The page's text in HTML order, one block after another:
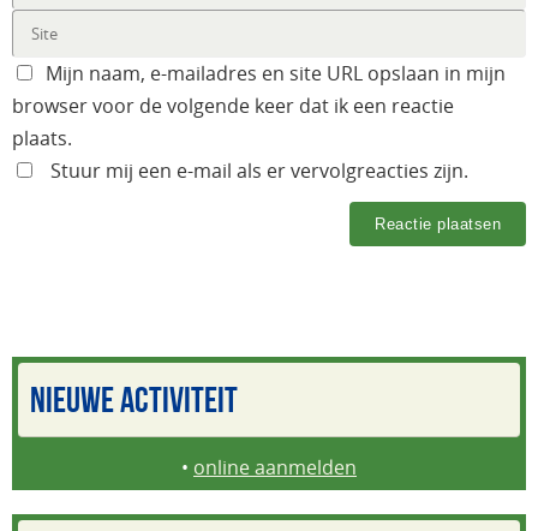
Mijn naam, e-mailadres en site URL opslaan in mijn
browser voor de volgende keer dat ik een reactie
plaats.
Stuur mij een e-mail als er vervolgreacties zijn.
NIEUWE ACTIVITEIT
• online aanmelden